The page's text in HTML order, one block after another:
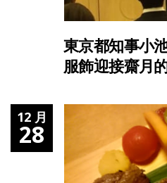
東京都知事小
服飾迎接齋月
12 月
28